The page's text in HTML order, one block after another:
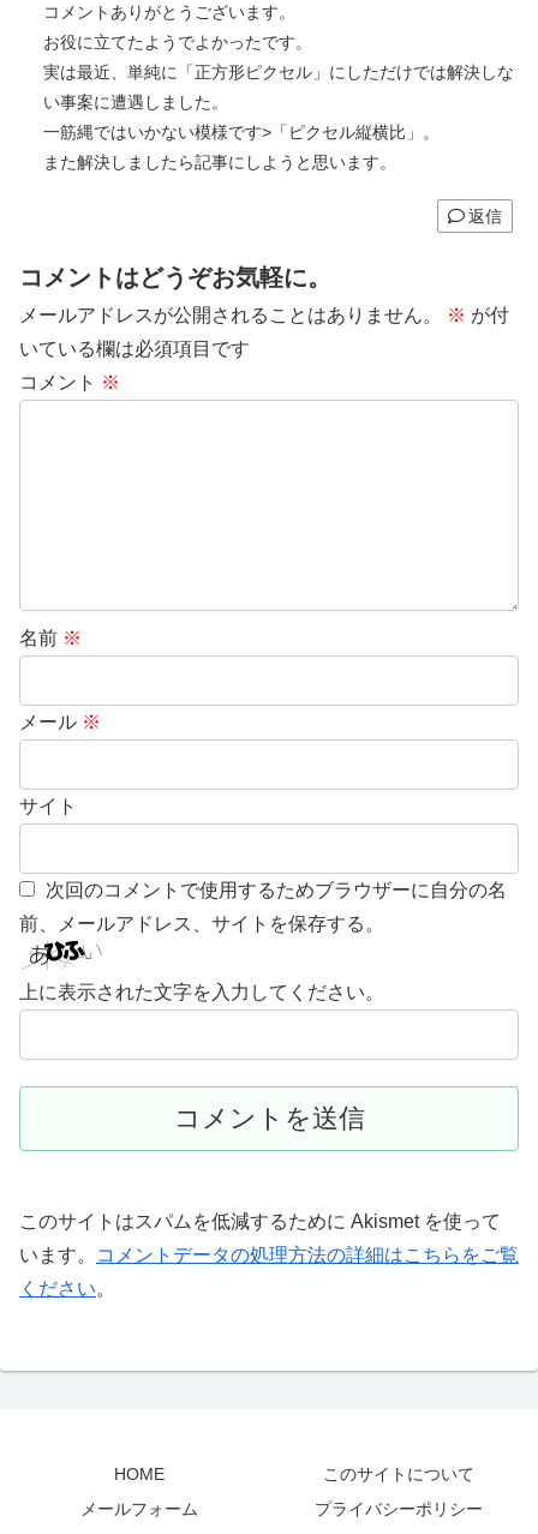
コメントありがとうございます。
お役に立てたようでよかったです。
実は最近、単純に「正方形ピクセル」にしただけでは解決しな
い事案に遭遇しました。
一筋縄ではいかない模様です>「ピクセル縦横比」。
また解決しましたら記事にしようと思います。
返信
コメントはどうぞお気軽に。
メールアドレスが公開されることはありません。 ※ が付
いている欄は必須項目です
コメント ※
名前 ※
メール ※
サイト
次回のコメントで使用するためブラウザーに自分の名
前、メールアドレス、サイトを保存する。
上に表示された文字を入力してください。
このサイトはスパムを低減するために Akismet を使って
います。
コメントデータの処理方法の詳細はこちらをご覧
ください。
HOME
このサイトについて
メールフォーム
プライバシーポリシー